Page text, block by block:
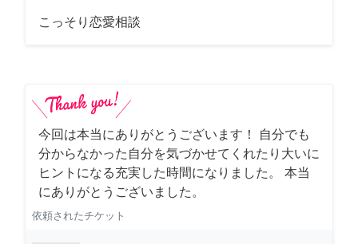
こっそり恋愛相談
今回は本当にありがとうございます！ 自分でも
分からなかった自分を気づかせてくれたり大いに
ヒントになる充実した時間になりました。 本当
にありがとうございました。
依頼されたチケット